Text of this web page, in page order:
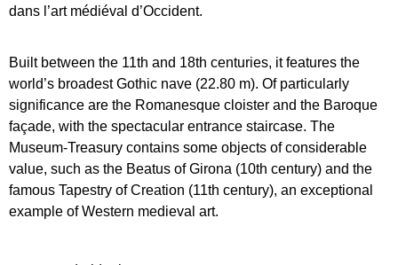
dans l’art médiéval d’Occident.
Built between the 11th and 18th centuries, it features the
world’s broadest Gothic nave (22.80 m). Of particularly
significance are the Romanesque cloister and the Baroque
façade, with the spectacular entrance staircase. The
Museum-Treasury contains some objects of considerable
value, such as the Beatus of Girona (10th century) and the
famous Tapestry of Creation (11th century), an exceptional
example of Western medieval art.